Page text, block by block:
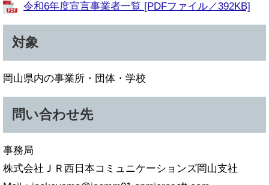
令和6年度宣言事業者一覧 [PDFファイル／392KB]
対象
岡山県内の事業所・団体・学校
問い合わせ先
事務局
株式会社ＪＲ西日本コミュニケーションズ岡山支社